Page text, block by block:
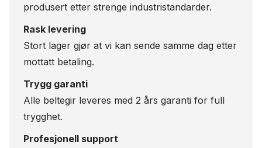
produsert etter strenge industristandarder.
Rask levering
Stort lager gjør at vi kan sende samme dag etter
mottatt betaling.
Trygg garanti
Alle beltegir leveres med 2 års garanti for full
trygghet.
Profesjonell support